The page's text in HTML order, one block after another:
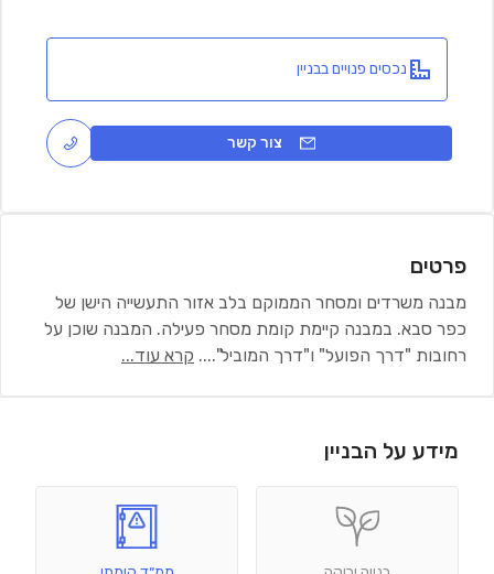
נכסים פנויים בבניין
צור קשר
פרטים
מבנה משרדים ומסחר הממוקם בלב אזור התעשייה הישן של
כפר סבא. במבנה קיימת קומת מסחר פעילה. המבנה שוכן על
רחובות "דרך הפועל" ו"דרך המוביל".... קרא עוד...
מידע על הבניין